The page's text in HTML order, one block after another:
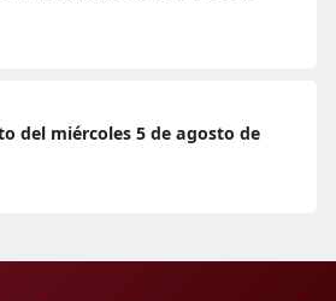
del miércoles 5 de agosto de